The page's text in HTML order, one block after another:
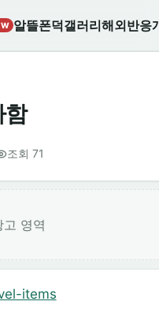
알뜰폰덕갤러리해외반응
함
조회 71
고 영역
items